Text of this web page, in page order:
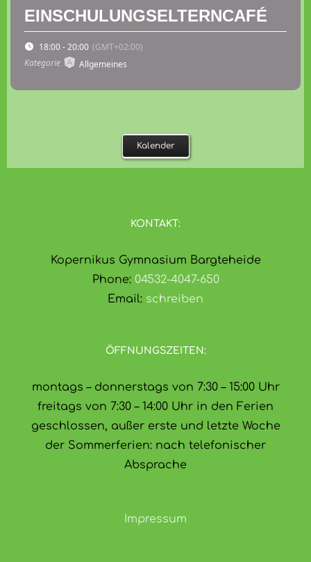
EINSCHULUNGSELTERNCAFÉ
18:00 - 20:00 (GMT+02:00)
Kategorie
Allgemeines
Kalender
KONTAKT:
Kopernikus Gymnasium Bargteheide
Phone: 04532-4047-650
Email: schreiben
ÖFFNUNGSZEITEN:
montags – donnerstags von 7:30 – 15:00 Uhr
freitags von 7:30 – 14:00 Uhr in den Ferien
geschlossen, außer erste und letzte Woche
der Sommerferien: nach telefonischer
Absprache
Impressum